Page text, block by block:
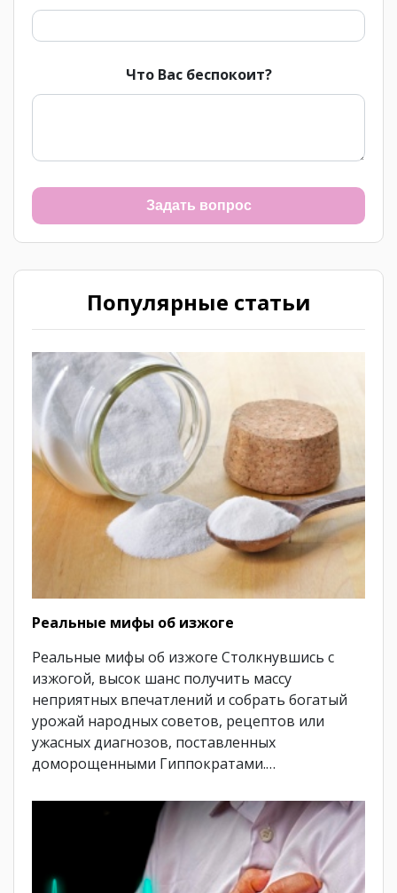
Что Вас беспокоит?
Задать вопрос
Популярные статьи
Реальные мифы об изжоге
Реальные мифы об изжоге Столкнувшись с
изжогой, высок шанс получить массу
неприятных впечатлений и собрать богатый
урожай народных советов, рецептов или
ужасных диагнозов, поставленных
доморощенными Гиппократами.…